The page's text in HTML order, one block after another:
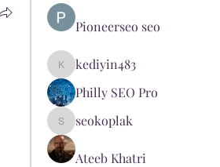
Pioneerseo seo
kediyin483
kediyin483
Philly SEO Pro
seokoplak
seokoplak
Ateeb Khatri